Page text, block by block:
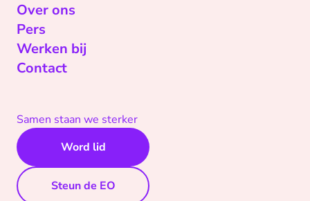
Over ons
Pers
Werken bij
Contact
Samen staan we sterker
Word lid
Steun de EO